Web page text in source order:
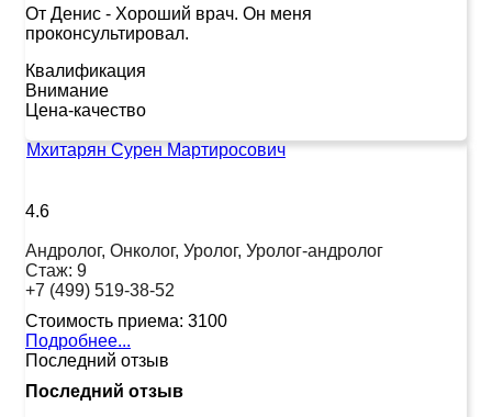
От Денис - Хороший врач. Он меня
проконсультировал.
Квалификация
Внимание
Цена-качество
Мхитарян Сурен Мартиросович
4.6
Андролог, Онколог, Уролог, Уролог-андролог
Стаж: 9
+7 (499) 519-38-52
Стоимость приема: 3100
Подробнее...
Последний отзыв
Последний отзыв